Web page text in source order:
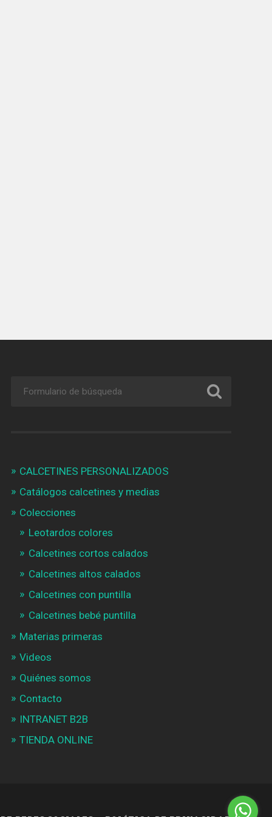
CALCETINES PERSONALIZADOS
Catálogos calcetines y medias
Colecciones
Leotardos colores
Calcetines cortos calados
Calcetines altos calados
Calcetines con puntilla
Calcetines bebé puntilla
Materias primeras
Videos
Quiénes somos
Contacto
INTRANET B2B
TIENDA ONLINE